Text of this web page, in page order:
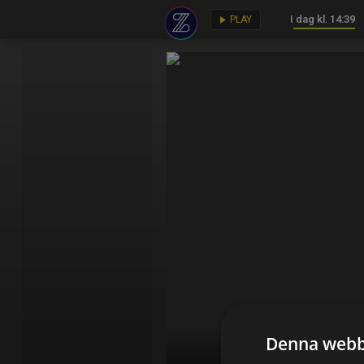
play_arrow PLAY I dag kl. 14:39
Denna